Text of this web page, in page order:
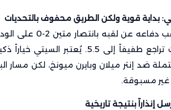
بداية قوية ولكن الطريق محفوف بالتحديات
بدأ حامل اللقب
في المراهنات تراجع طفيفاً إلى 5.5.
مسبوقة.
إنذاراً بنتيجة تاريخية